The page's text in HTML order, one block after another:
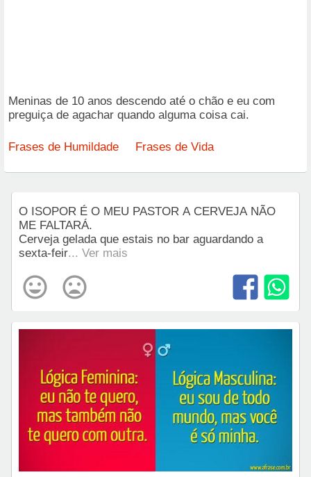
Meninas de 10 anos descendo até o chão e eu com
preguiça de agachar quando alguma coisa cai.
Frases de Humildade Frases de Vida
O ISOPOR É O MEU PASTOR A CERVEJA NÃO
ME FALTARÁ.
Cerveja gelada que estais no bar aguardando a
sexta-feir... Ver mais